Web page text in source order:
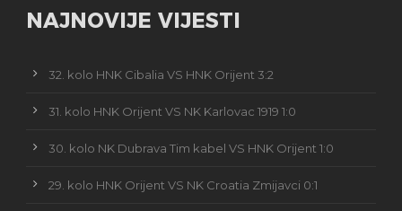
NAJNOVIJE VIJESTI
32. kolo HNK Cibalia VS HNK Orijent 3:2
31. kolo HNK Orijent VS NK Karlovac 1919 1:0
30. kolo NK Dubrava Tim kabel VS HNK Orijent 1:0
29. kolo HNK Orijent VS NK Croatia Zmijavci 0:1